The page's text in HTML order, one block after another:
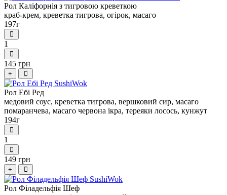
Рол Каліфорнія з тигровою креветкою
краб-крем, креветка тигрова, огірок, масаго
197г
1
145 грн
+
Рол Ебі Ред
медовий соус, креветка тигрова, вершковий сир, масаго
помаранчева, масаго червона ікра, тереяки лосось, кунжут
194г
1
149 грн
+
Рол Філадельфія Шеф